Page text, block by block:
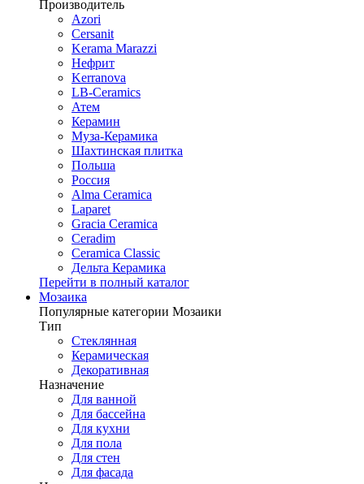
Производитель
Azori
Cersanit
Kerama Marazzi
Нефрит
Kerranova
LB-Ceramics
Атем
Керамин
Муза-Керамика
Шахтинская плитка
Польша
Россия
Alma Ceramica
Laparet
Gracia Ceramica
Ceradim
Ceramica Classic
Дельта Керамика
Перейти в полный каталог
Мозаика
Популярные категории Мозаики
Тип
Стеклянная
Керамическая
Декоративная
Назначение
Для ванной
Для бассейна
Для кухни
Для пола
Для стен
Для фасада